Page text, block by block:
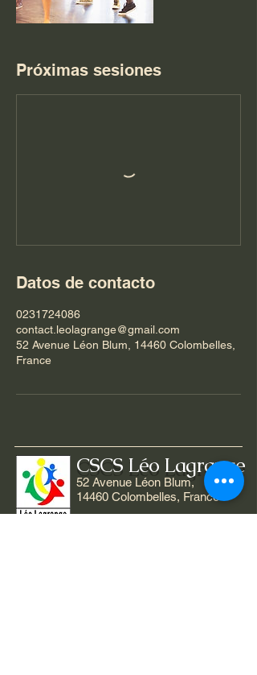
Próximas sesiones
Datos de contacto
0231724086
contact.leolagrange@gmail.com
52 Avenue Léon Blum, 14460 Colombelles,
France
CSCS Léo Lagrange
52 Avenue Léon Blum,
14460 Colombelles, France